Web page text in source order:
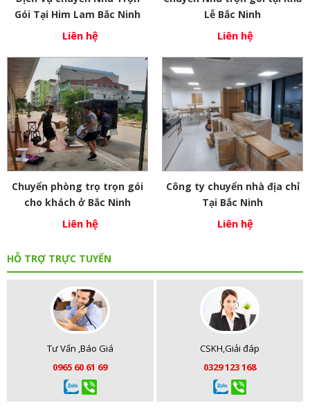
Gói Tại Him Lam Bắc Ninh
Liên hệ
Lễ Bắc Ninh
Liên hệ
Chuyển phòng trọ trọn gói
cho khách ở Bắc Ninh
Liên hệ
Công ty chuyển nhà địa chỉ
Tại Bắc Ninh
Liên hệ
HỖ TRỢ TRỰC TUYẾN
Tư Vấn ,Báo Giá
0965 60 61 69
CSKH,Giải đáp
0329 123 168